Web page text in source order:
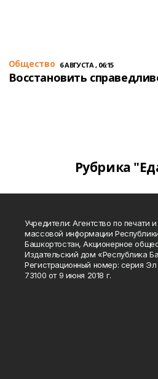
Общество 6 АВГУСТА , 06:15
Восстановить
Рубрика
Учредители: Агентство по печати
массовой информации
Башкортостан, Акционерное
Издательский дом «Республика
Регистрационный номер: серия
73100 от 9 июня 2018 г.